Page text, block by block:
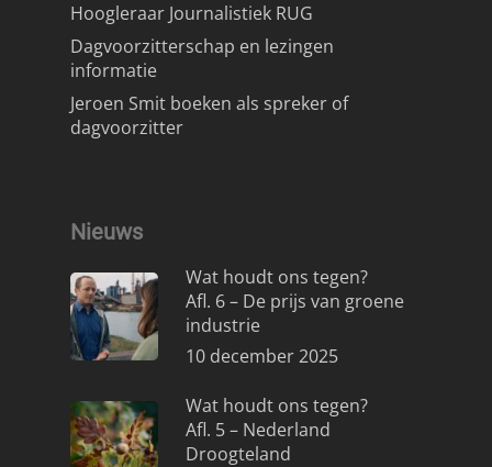
Hoogleraar Journalistiek RUG
Dagvoorzitterschap en lezingen
informatie
Jeroen Smit boeken als spreker of
dagvoorzitter
Nieuws
Wat houdt ons tegen?
Afl. 6 – De prijs van groene
industrie
10 december 2025
Wat houdt ons tegen?
Afl. 5 – Nederland
Droogteland